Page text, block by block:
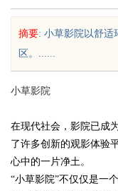
摘要: 小草影院以舒适
区。......
小草影院
在现代社会，影院已成
了许多创新的观影体验
心中的一片净土。
“小草影院”不仅仅是一
温婉灵动，一眼万年！
的眉眼唇，才是你整张
笔！淡颜系女生的气质加